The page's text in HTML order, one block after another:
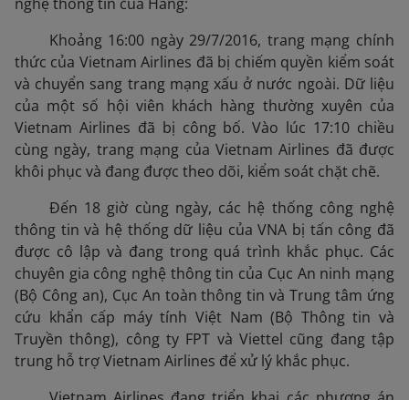
Khoảng 16:00 ngày 29/7/2016, trang mạng chính
thức của Vietnam Airlines đã bị chiếm quyền kiểm soát
và chuyển sang trang mạng xấu ở nước ngoài. Dữ liệu
của một số hội viên khách hàng thường xuyên của
Vietnam Airlines đã bị công bố. Vào lúc 17:10 chiều
cùng ngày, trang mạng của Vietnam Airlines đã được
khôi phục và đang được theo dõi, kiểm soát chặt chẽ.
Đến 18 giờ cùng ngày, các hệ thống công nghệ
thông tin và hệ thống dữ liệu của VNA bị tấn công đã
được cô lập và đang trong quá trình khắc phục. Các
chuyên gia công nghệ thông tin của Cục An ninh mạng
(Bộ Công an), Cục An toàn thông tin và Trung tâm ứng
cứu khẩn cấp máy tính Việt Nam (Bộ Thông tin và
Truyền thông), công ty FPT và Viettel cũng đang tập
trung hỗ trợ Vietnam Airlines để xử lý khắc phục.